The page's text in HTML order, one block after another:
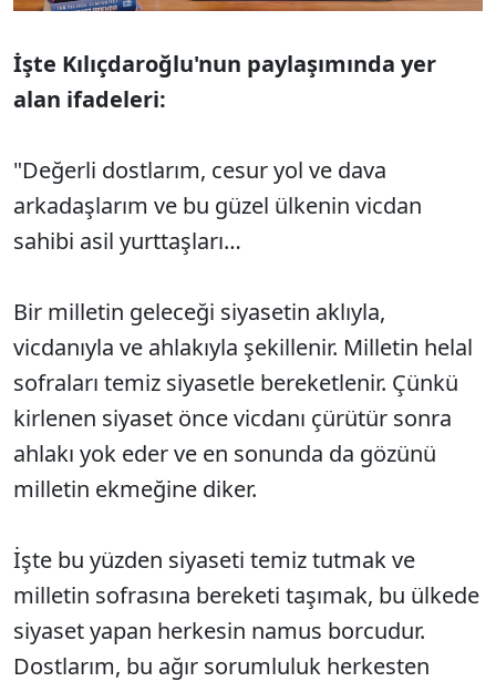
İşte Kılıçdaroğlu'nun paylaşımında yer
alan ifadeleri:
"Değerli dostlarım, cesur yol ve dava
arkadaşlarım ve bu güzel ülkenin vicdan
sahibi asil yurttaşları…
Bir milletin geleceği siyasetin aklıyla,
vicdanıyla ve ahlakıyla şekillenir. Milletin helal
sofraları temiz siyasetle bereketlenir. Çünkü
kirlenen siyaset önce vicdanı çürütür sonra
ahlakı yok eder ve en sonunda da gözünü
milletin ekmeğine diker.
İşte bu yüzden siyaseti temiz tutmak ve
milletin sofrasına bereketi taşımak, bu ülkede
siyaset yapan herkesin namus borcudur.
Dostlarım, bu ağır sorumluluk herkesten